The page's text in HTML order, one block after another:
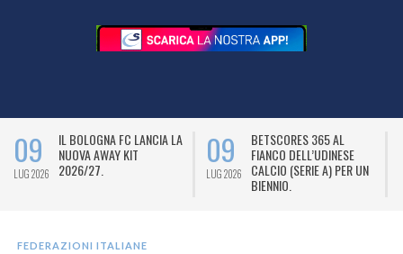
09
LUG 2026
IL BOLOGNA FC LANCIA LA
NUOVA AWAY KIT
2026/27.
09
LUG 2026
BETSCORES 365 AL
FIANCO DELL’UDINESE
CALCIO (SERIE A) PER UN
BIENNIO.
FEDERAZIONI ITALIANE